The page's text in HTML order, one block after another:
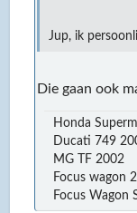
Jup, ik
Die gaan ook
Honda
Ducati 749
MG TF 2002
Focus wagon
Focus Wagon